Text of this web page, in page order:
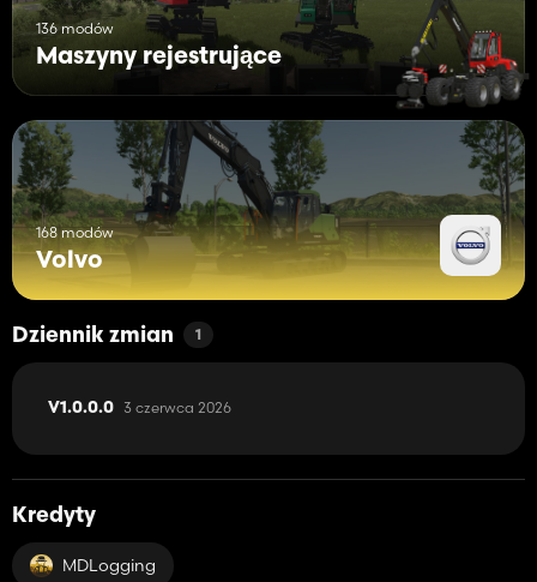
136 modów
Maszyny rejestrujące
168 modów
Volvo
Dziennik zmian 1
V1.0.0.0 3 czerwca 2026
Kredyty
MDLogging